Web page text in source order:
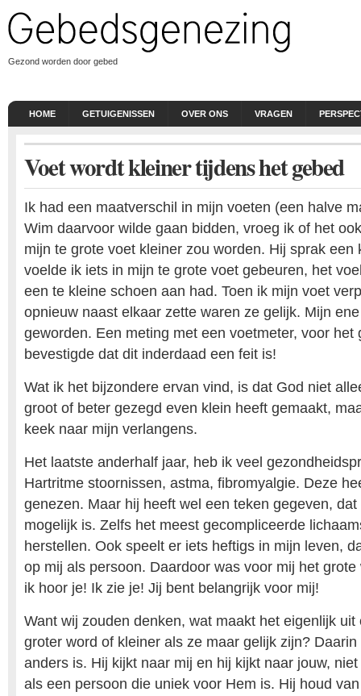
Gezond worden door gebed
HOME GETUIGENISSEN OVER ONS VRAGEN
Voet wordt kleiner tijdens het gebed
Ik had een maatverschil in mijn voeten (een halve
Wim daarvoor wilde gaan bidden, vroeg ik of het
mijn te grote voet kleiner zou worden. Hij sprak een
voelde ik iets in mijn te grote voet gebeuren, het
een te kleine schoen aan had. Toen ik mijn voet
opnieuw naast elkaar zette waren ze gelijk. Mijn
geworden. Een meting met een voetmeter, voor het
bevestigde dat dit inderdaad een feit is!
Wat ik het bijzondere ervan vind, is dat God niet
groot of beter gezegd even klein heeft gemaakt,
keek naar mijn verlangens.
Het laatste anderhalf jaar, heb ik veel
Hartritme stoornissen, astma, fibromyalgie. Deze
genezen. Maar hij heeft wel een teken gegeven,
mogelijk is. Zelfs het meest gecompliceerde
herstellen. Ook speelt er iets heftigs in mijn leven,
op mij als persoon. Daardoor was voor mij het
ik hoor je! Ik zie je! Jij bent belangrijk voor mij!
Want wij zouden denken, wat maakt het eigenlijk uit
groter word of kleiner als ze maar gelijk zijn?
anders is. Hij kijkt naar mij en hij kijkt naar jouw,
als een persoon die uniek voor Hem is. Hij houd